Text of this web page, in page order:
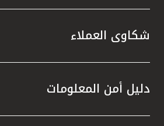
شكاوى العملاء
دليل أمن المعلومات